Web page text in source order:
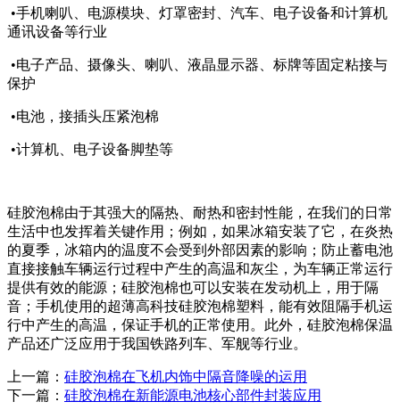
•手机喇叭、电源模块、灯罩密封、汽车、电子设备和计算机
通讯设备等行业
•电子产品、摄像头、喇叭、液晶显示器、标牌等固定粘接与
保护
•电池，接插头压紧泡棉
•计算机、电子设备脚垫等
硅胶泡棉由于其强大的隔热、耐热和密封性能，在我们的日常
生活中也发挥着关键作用；例如，如果冰箱安装了它，在炎热
的夏季，冰箱内的温度不会受到外部因素的影响；防止蓄电池
直接接触车辆运行过程中产生的高温和灰尘，为车辆正常运行
提供有效的能源；硅胶泡棉也可以安装在发动机上，用于隔
音；手机使用的超薄高科技硅胶泡棉塑料，能有效阻隔手机运
行中产生的高温，保证手机的正常使用。此外，硅胶泡棉保温
产品还广泛应用于我国铁路列车、军舰等行业。
上一篇： 硅胶泡棉在飞机内饰中隔音降噪的运用
下一篇： 硅胶泡棉在新能源电池核心部件封装应用